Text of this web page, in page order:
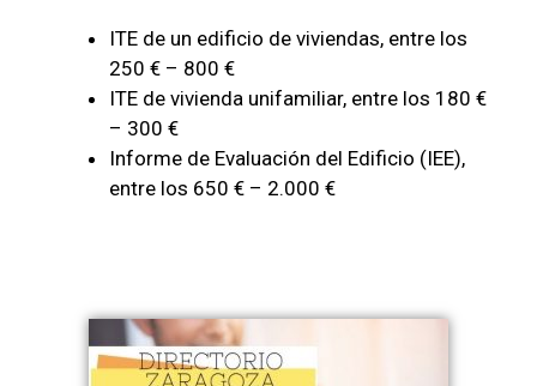
ITE de un edificio de viviendas, entre los
250 € – 800 €
ITE de vivienda unifamiliar, entre los 180 €
– 300 €
Informe de Evaluación del Edificio (IEE),
entre los 650 € – 2.000 €